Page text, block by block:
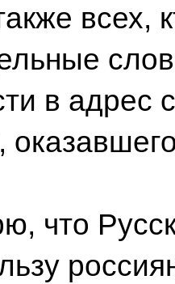
всех,
в
что